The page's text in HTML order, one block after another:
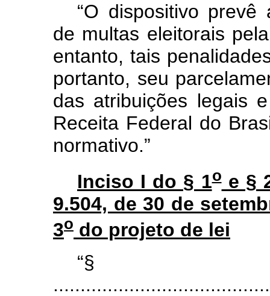
“O dispositivo prevê
de multas eleitorais
entanto, tais
portanto, seu
das atribuições legais
Receita Federal do
normativo.”
Inciso I do § 1oe §
9.504, de 30 de
3o do projeto de lei